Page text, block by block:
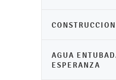
AGUA
ESPERANZA